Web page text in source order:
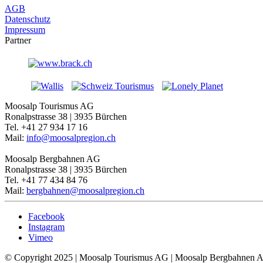
AGB
Datenschutz
Impressum
Partner
Moosalp Tourismus AG
Ronalpstrasse 38 | 3935 Bürchen
Tel. +41 27 934 17 16
Mail: info@moosalpregion.ch
Moosalp Bergbahnen AG
Ronalpstrasse 38 | 3935 Bürchen
Tel. +41 77 434 84 76
Mail: bergbahnen@moosalpregion.ch
Facebook
Instagram
Vimeo
© Copyright 2025 | Moosalp Tourismus AG | Moosalp Bergbahnen